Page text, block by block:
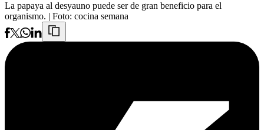
La papaya al desyauno puede ser de gran beneficio para el
organismo. | Foto: cocina semana